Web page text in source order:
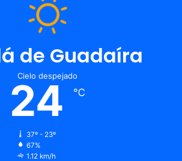
de Guadaíra
Cielo despejado
24 ℃
37º - 23º
67%
1.12 km/h